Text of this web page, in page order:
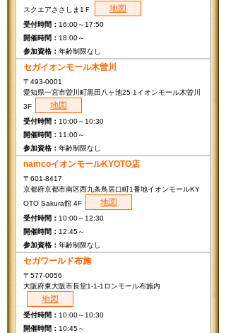
スクエアささしま1Ｆ
地図
16:00～17:50
18:00～
年齢制限なし
セガイオンモール木曽川
〒493-0001
愛知県一宮市曽川町黒田八ヶ池25-1イオンモール木曽川
3F
地図
10:00～10:30
11:00～
年齢制限なし
namcoイオンモールKYOTO店
〒601-8417
京都府京都市南区西九条鳥居口町1番地イオンモールKY
OTO Sakura館 4F
地図
10:00～12:30
12:45～
年齢制限なし
セガワールド布施
〒577-0056
大阪府東大阪市長堂1-1-1ロンモール布施内
地図
10:00～10:30
10:45～